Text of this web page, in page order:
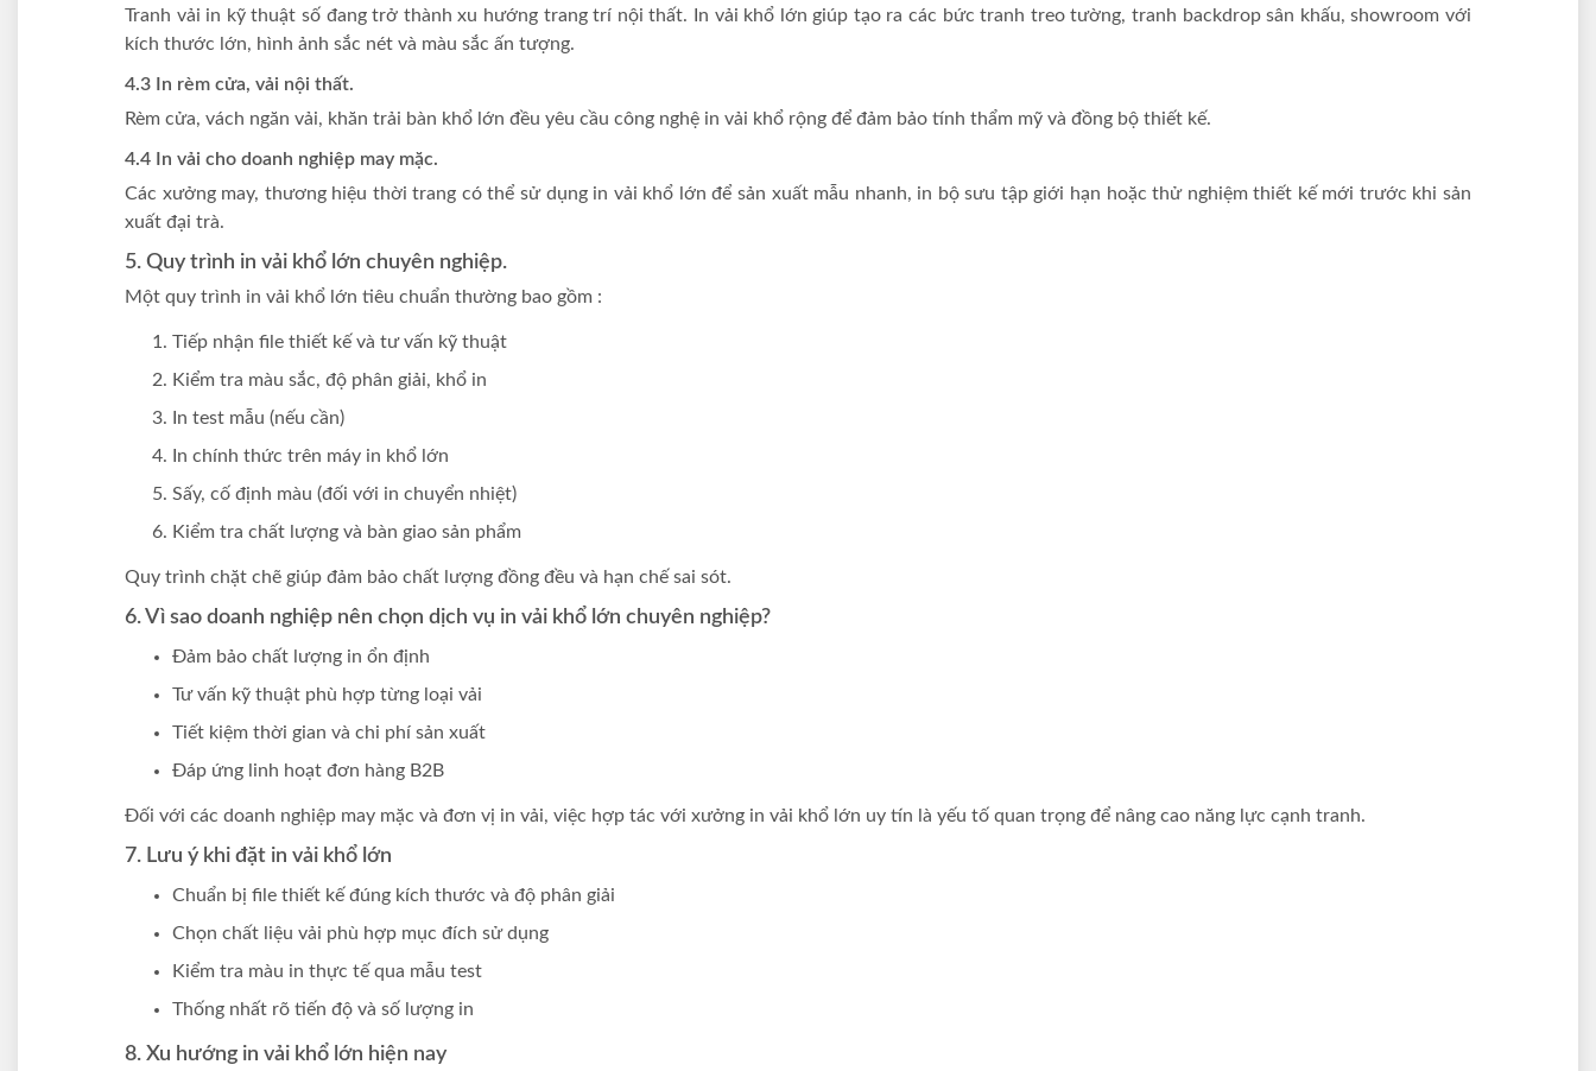
Tranh vải in kỹ thuật số đang trở thành xu hướng trang trí nội thất. In vải khổ lớn giúp tạo ra các bức tranh treo tường, tranh backdrop sân khấu, showroom với
kích thước lớn, hình ảnh sắc nét và màu sắc ấn tượng.
4.3 In rèm cửa, vải nội thất.
Rèm cửa, vách ngăn vải, khăn trải bàn khổ lớn đều yêu cầu công nghệ in vải khổ rộng để đảm bảo tính thẩm mỹ và đồng bộ thiết kế.
4.4 In vải cho doanh nghiệp may mặc.
Các xưởng may, thương hiệu thời trang có thể sử dụng in vải khổ lớn để sản xuất mẫu nhanh, in bộ sưu tập giới hạn hoặc thử nghiệm thiết kế mới trước khi sản
xuất đại trà.
5. Quy trình in vải khổ lớn chuyên nghiệp.
Một quy trình in vải khổ lớn tiêu chuẩn thường bao gồm :
Tiếp nhận file thiết kế và tư vấn kỹ thuật
Kiểm tra màu sắc, độ phân giải, khổ in
In test mẫu (nếu cần)
In chính thức trên máy in khổ lớn
Sấy, cố định màu (đối với in chuyển nhiệt)
Kiểm tra chất lượng và bàn giao sản phẩm
Quy trình chặt chẽ giúp đảm bảo chất lượng đồng đều và hạn chế sai sót.
6. Vì sao doanh nghiệp nên chọn dịch vụ in vải khổ lớn chuyên nghiệp?
Đảm bảo chất lượng in ổn định
Tư vấn kỹ thuật phù hợp từng loại vải
Tiết kiệm thời gian và chi phí sản xuất
Đáp ứng linh hoạt đơn hàng B2B
Đối với các doanh nghiệp may mặc và đơn vị in vải, việc hợp tác với xưởng in vải khổ lớn uy tín là yếu tố quan trọng để nâng cao năng lực cạnh tranh.
7. Lưu ý khi đặt in vải khổ lớn
Chuẩn bị file thiết kế đúng kích thước và độ phân giải
Chọn chất liệu vải phù hợp mục đích sử dụng
Kiểm tra màu in thực tế qua mẫu test
Thống nhất rõ tiến độ và số lượng in
8. Xu hướng in vải khổ lớn hiện nay